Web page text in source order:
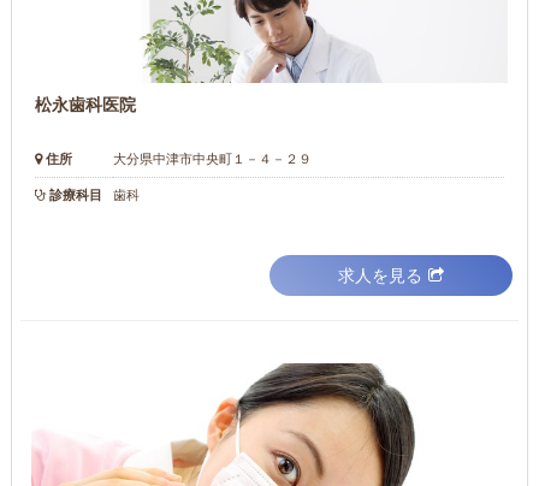
松永歯科医院
住所 大分県中津市中央町１－４－２９
診療科目 歯科
求人を見る